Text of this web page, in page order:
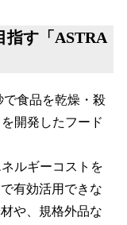
指す「ASTRA
食品を乾燥・殺
開発したフード
ルギーコストを
有効活用できな
や、規格外品な